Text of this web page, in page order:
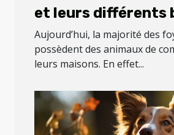
et leurs différents
en compléments
alimentaires
Aujourd’hui, la majorité des
possèdent des animaux de
leurs maisons. En effet...